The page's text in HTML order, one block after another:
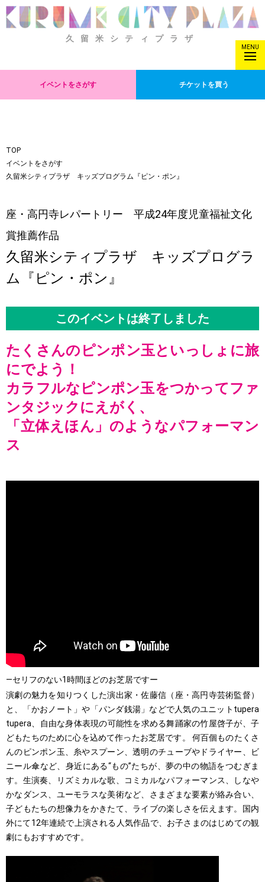
久留米シティプラザ
MENU
イベントをさがす チケットを買う
TOP
イベントをさがす
久留米シティプラザ キッズプログラム『ピン・ポン』
座・高円寺レパートリー 平成24年度児童福祉文化
賞推薦作品
久留米シティプラザ キッズプログラ
ム『ピン・ポン』
このイベントは終了しました
たくさんのピンポン玉といっしょに旅
にでよう！
カラフルなピンポン玉をつかってファ
ンタジックにえがく、
「立体えほん」のようなパフォーマン
ス
―セリフのない1時間ほどのお芝居ですー
演劇の魅力を知りつくした演出家・佐藤信（座・高円寺芸術監督）
と、「かおノート」や「パンダ銭湯」などで人気のユニットtupera
tupera、自由な身体表現の可能性を求める舞踊家の竹屋啓子が、子
どもたちのために心を込めて作ったお芝居です。 何百個ものたくさ
んのピンポン玉、糸やスプーン、透明のチューブやドライヤー、ビ
ニール傘など、身近にある“もの”たちが、夢の中の物語をつむぎま
す。生演奏、リズミカルな歌、コミカルなパフォーマンス、しなや
かなダンス、ユーモラスな美術など、さまざまな要素が絡み合い、
子どもたちの想像力をかきたて、ライブの楽しさを伝えます。国内
外にて12年連続で上演される人気作品で、お子さまのはじめての観
劇にもおすすめです。